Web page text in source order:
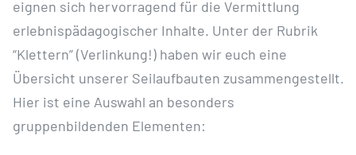
eignen sich hervorragend für die Vermittlung
erlebnispädagogischer Inhalte. Unter der Rubrik
“Klettern” (Verlinkung!) haben wir euch eine
Übersicht unserer Seilaufbauten zusammengestellt.
Hier ist eine Auswahl an besonders
gruppenbildenden Elementen: